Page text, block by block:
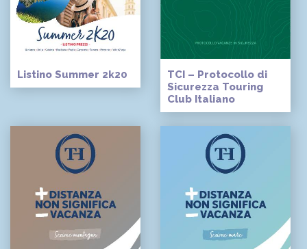
Listino Summer 2k20
TCI – Protocollo di
Sicurezza Touring
Club Italiano